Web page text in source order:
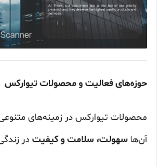
حوزه‌های فعالیت و محصولات تیوارکس
محصولات تیوارکس در زمینه‌های
آن‌ها سهولت، سلامت و کیفیت در